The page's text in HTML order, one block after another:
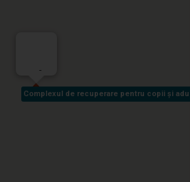
Complexul de recuperare pentru copii și
Complexul de recuperare pentru copii și
-